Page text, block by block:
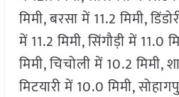
मिमी, बरसा में 11.2 मिमी,
में 11.2 मिमी, सिंगौड़ी में 11.0
मिमी, चिचोली में 10.2 मिमी,
मिटयारी में 10.0 मिमी,